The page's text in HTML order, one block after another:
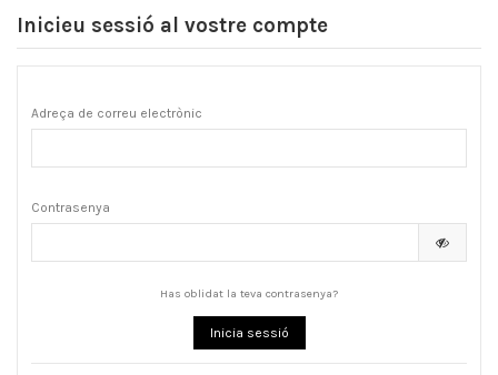
Inicieu sessió al vostre compte
Adreça de correu electrònic
Contrasenya
Has oblidat la teva contrasenya?
Inicia sessió